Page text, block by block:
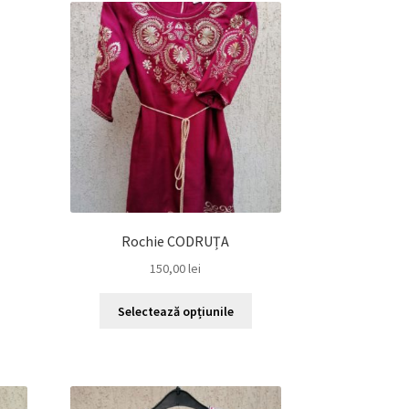
Rochie CODRUȚA
150,00lei
Selectează opțiunile
multe
variații.